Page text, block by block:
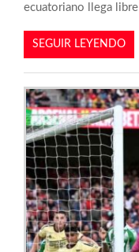
ecuatoriano llega
SEGUIR LEYENDO